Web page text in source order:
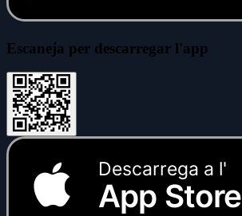
Escaneja per descarregar l'app
Descarrega a l'
App Store